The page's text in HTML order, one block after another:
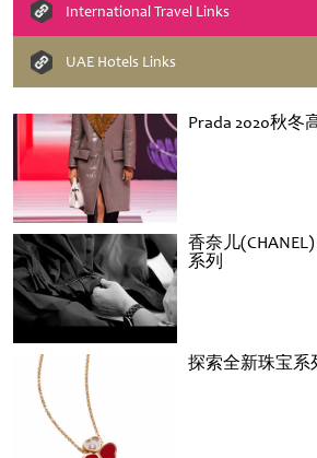
Prada 2020秋冬
香奈儿
系列
探索全新珠宝系
International Travel Links
UAE Hotels Links